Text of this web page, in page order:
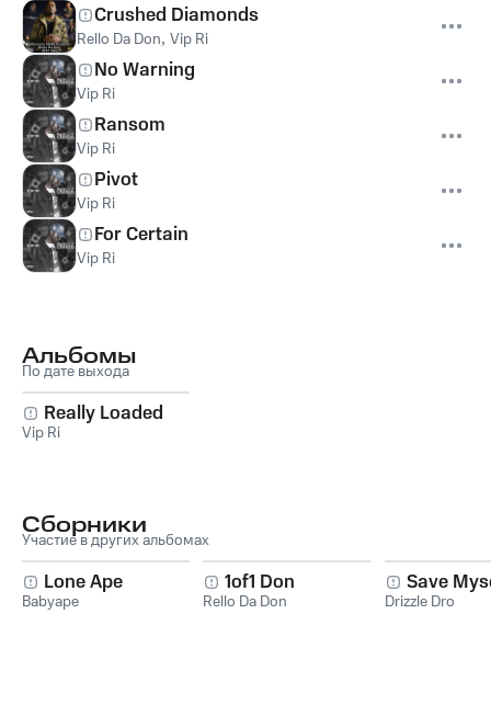
Crushed Diamonds
Rello Da Don, Vip Ri
No Warning
Vip Ri
Ransom
Vip Ri
Pivot
Vip Ri
For Certain
Vip Ri
Альбомы
По дате выхода
Really Loaded
Vip Ri
Сборники
Участие в других альбомах
Lone Ape
Babyape
1of1 Don
Rello Da Don
Save
Drizzle Dro